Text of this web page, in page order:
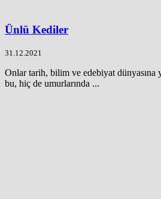
Ünlü Kediler
31.12.2021
Onlar tarih, bilim ve edebiyat
bu, hiç de umurlarında ...